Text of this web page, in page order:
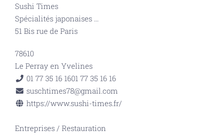
Sushi Times
Spécialités japonaises ...
51 Bis rue de Paris
78610
Le Perray en Yvelines
01 77 35 16 1601 77 35 16 16
suschtimes78@gmail.com
https://www.sushi-times.fr/
Entreprises / Restauration